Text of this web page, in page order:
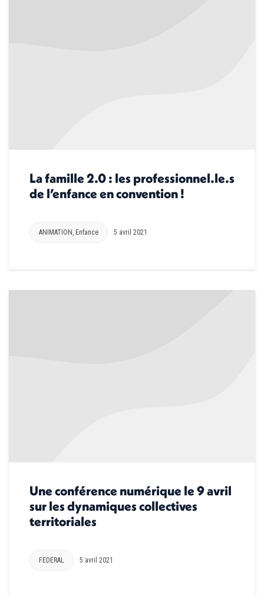
La famille 2.0 : les professionnel.le.s
de l’enfance en convention !
ANIMATION Enfance 5 avril 2021
Une conférence numérique le 9 avril
sur les dynamiques collectives
territoriales
FEDERAL 5 avril 2021